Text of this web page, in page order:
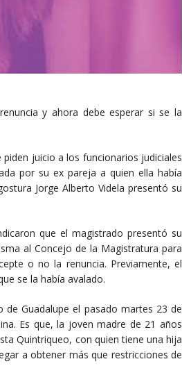
y ahora debe esperar si se la
juicio a los funcionarios judiciales
por su ex pareja a quien ella había
Jorge Alberto Videla presentó su
que el magistrado presentó su
al Concejo de la Magistratura para
o no la renuncia. Previamente, el
se la había avalado.
Guadalupe el pasado martes 23 de
Es que, la joven madre de 21 años
Quintriqueo, con quien tiene una hija
a obtener más que restricciones de